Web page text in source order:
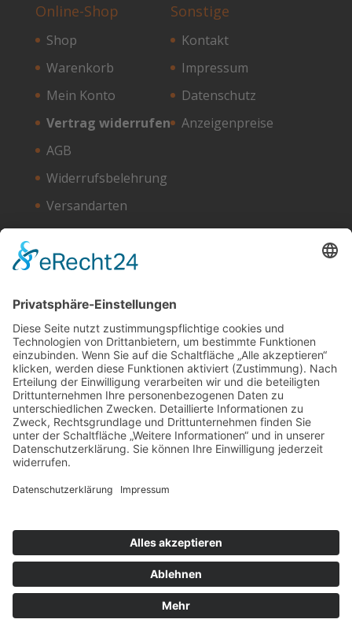
Online-Shop
Shop
Warenkorb
Mein Konto
Vertrag widerrufen
AGB
Widerrufsbelehrung
Versandarten
Zahlungsarten
Sonstige
Kontakt
Impressum
Datenschutz
Anzeigenpreise
Copyright © 2022–2026 DGEG Medien GmbH.